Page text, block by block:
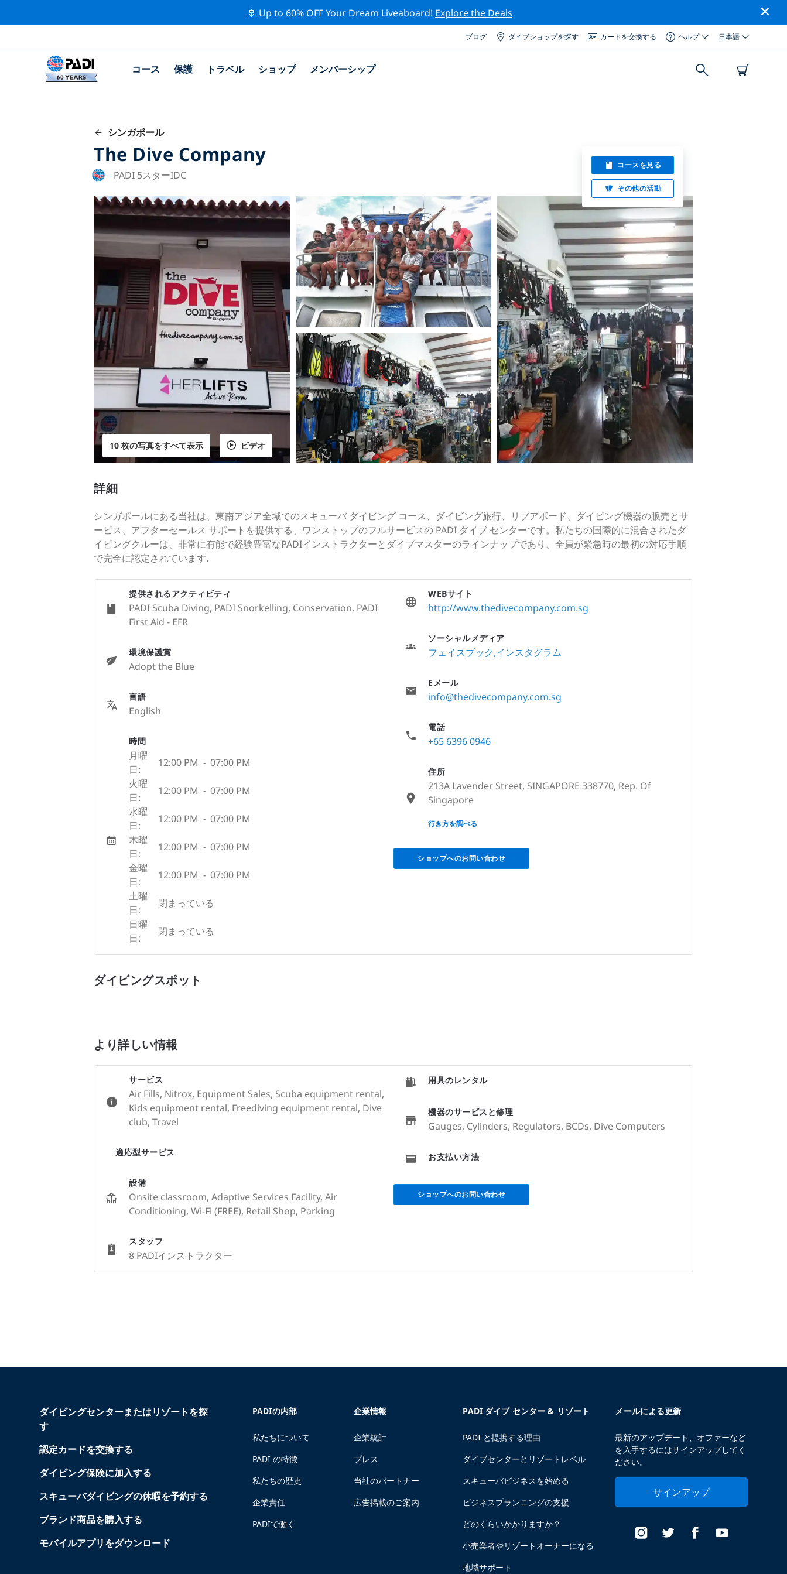
🚢 Up to 60% OFF Your Dream Liveaboard! Explore the Deals
ブログ ダイブショップを探す カードを交換する ヘルプ 日本語
コース 保護 トラベル ショップ メンバーシップ
シンガポール
The Dive Company
PADI 5スターIDC
コースを見る
その他の活動
10 枚の写真をすべて表示 ビデオ
詳細
シンガポールにある当社は、東南アジア全域でのスキューバ ダイビング コース、ダイビング旅行、リブアボード、ダイビング機器の販売とサ
ービス、アフターセールス サポートを提供する、ワンストップのフルサービスの PADI ダイブ センターです。私たちの国際的に混合されたダ
イビングクルーは、非常に有能で経験豊富なPADIインストラクターとダイブマスターのラインナップであり、全員が緊急時の最初の対応手順
で完全に認定されています.
提供されるアクティビティ
PADI Scuba Diving, PADI Snorkelling, Conservation, PADI
First Aid - EFR
環境保護賞
Adopt the Blue
言語
English
時間
月曜
日:
12:00 PM - 07:00 PM
火曜
日:
12:00 PM - 07:00 PM
水曜
日:
12:00 PM - 07:00 PM
木曜
日:
12:00 PM - 07:00 PM
金曜
日:
12:00 PM - 07:00 PM
土曜
日:
閉まっている
日曜
日:
閉まっている
WEBサイト
http://www.thedivecompany.com.sg
ソーシャルメディア
フェイスブック インスタグラム
Eメール
info@thedivecompany.com.sg
電話
+65 6396 0946
住所
213A Lavender Street, SINGAPORE 338770, Rep. Of
Singapore
None
行き方を調べる
ショップへのお問い合わせ
ダイビングスポット
より詳しい情報
サービス
Air Fills, Nitrox, Equipment Sales, Scuba equipment rental,
Kids equipment rental, Freediving equipment rental, Dive
club, Travel
適応型サービス
設備
Onsite classroom, Adaptive Services Facility, Air
Conditioning, Wi-Fi (FREE), Retail Shop, Parking
スタッフ
8 PADIインストラクター
用具のレンタル
機器のサービスと修理
Gauges, Cylinders, Regulators, BCDs, Dive Computers
お支払い方法
ショップへのお問い合わせ
ダイビングセンターまたはリゾートを探
す
認定カードを交換する
ダイビング保険に加入する
スキューバダイビングの休暇を予約する
ブランド商品を購入する
モバイルアプリをダウンロード
PADIの内部
私たちについて
PADI の特徴
私たちの歴史
企業責任
PADIで働く
企業情報
企業統計
プレス
当社のパートナー
広告掲載のご案内
PADI ダイブ センター & リゾート
PADI と提携する理由
ダイブセンターとリゾートレベル
スキューバビジネスを始める
ビジネスプランニングの支援
どのくらいかかりますか？
小売業者やリゾートオーナーになる
地域サポート
メールによる更新
最新のアップデート、オファーなど
を入手するにはサインアップしてく
ださい。
サインアップ